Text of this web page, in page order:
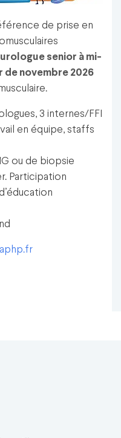
de prise en
senior à mi-
de novembre 2026
3 internes/FFI
en équipe, staffs
ou de biopsie
Participation